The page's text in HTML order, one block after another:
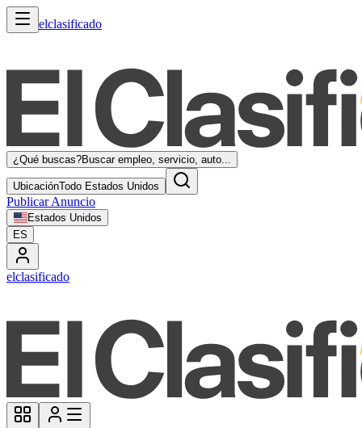
elclasificado
¿Qué buscas?Buscar empleo, servicio, auto...
UbicaciónTodo Estados Unidos
Publicar Anuncio
Estados Unidos
ES
elclasificado